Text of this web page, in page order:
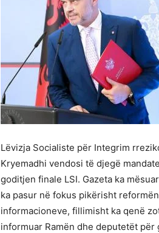
Lëvizja Socialiste për Integrim
Kryemadhi vendosi të djegë
goditjen finale LSI. Gazeta ka
ka pasur në fokus pikërisht
informacioneve, fillimisht ka qenë
informuar Ramën dhe deputetët